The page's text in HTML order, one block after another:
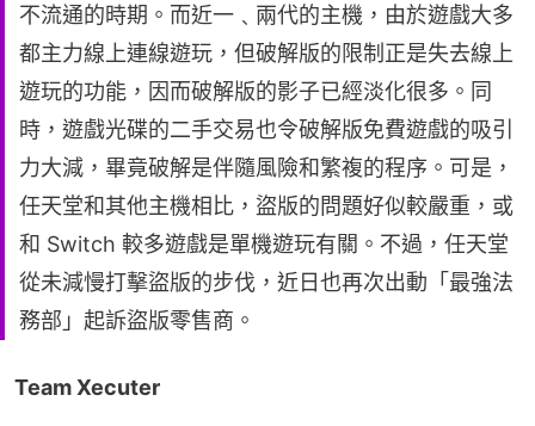
不流通的時期。而近一﹑兩代的主機，由於遊戲大多
都主力線上連線遊玩，但破解版的限制正是失去線上
遊玩的功能，因而破解版的影子已經淡化很多。同
時，遊戲光碟的二手交易也令破解版免費遊戲的吸引
力大減，畢竟破解是伴隨風險和繁複的程序。可是，
任天堂和其他主機相比，盜版的問題好似較嚴重，或
和 Switch 較多遊戲是單機遊玩有關。不過，任天堂
從未減慢打擊盜版的步伐，近日也再次出動「最強法
務部」起訴盜版零售商。
Team Xecuter